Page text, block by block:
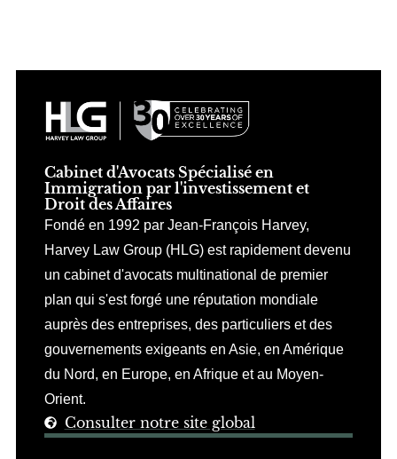
Cabinet d'Avocats Spécialisé en
Immigration par l'investissement et
Droit des Affaires
Fondé en 1992 par Jean-François Harvey,
Harvey Law Group (HLG) est rapidement devenu
un cabinet d'avocats multinational de premier
plan qui s'est forgé une réputation mondiale
auprès des entreprises, des particuliers et des
gouvernements exigeants en Asie, en Amérique
du Nord, en Europe, en Afrique et au Moyen-
Orient.
Consulter notre site global
Conseiller HLG
Disponible du lundi au vendredi, 9h–18h